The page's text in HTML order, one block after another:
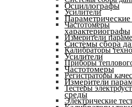
Усилители
Частотомеры
Измерители
Калибраторы
Приборы
Регистраторы
Тестеры
Электрические
Осциллографы
характериографы
Системы сбора
Усилители
Частотомеры
Измерители
среды